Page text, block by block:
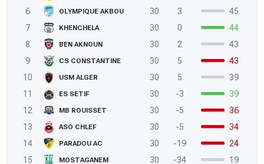
6
OLYMPIQUE AKBOU 30 3
45
7
KHENCHELA 30 0
44
8
BEN AKNOUN 30 2
43
9
CS CONSTANTINE 30 5
43
10
USM ALGER 30 5
39
11
ES SETIF 30 -3
39
12
MB ROUISSET 30 -5
36
13
ASO CHLEF 30 -5
34
14
PARADOU AC 30 -19
24
15
MOSTAGANEM 30 -34
19